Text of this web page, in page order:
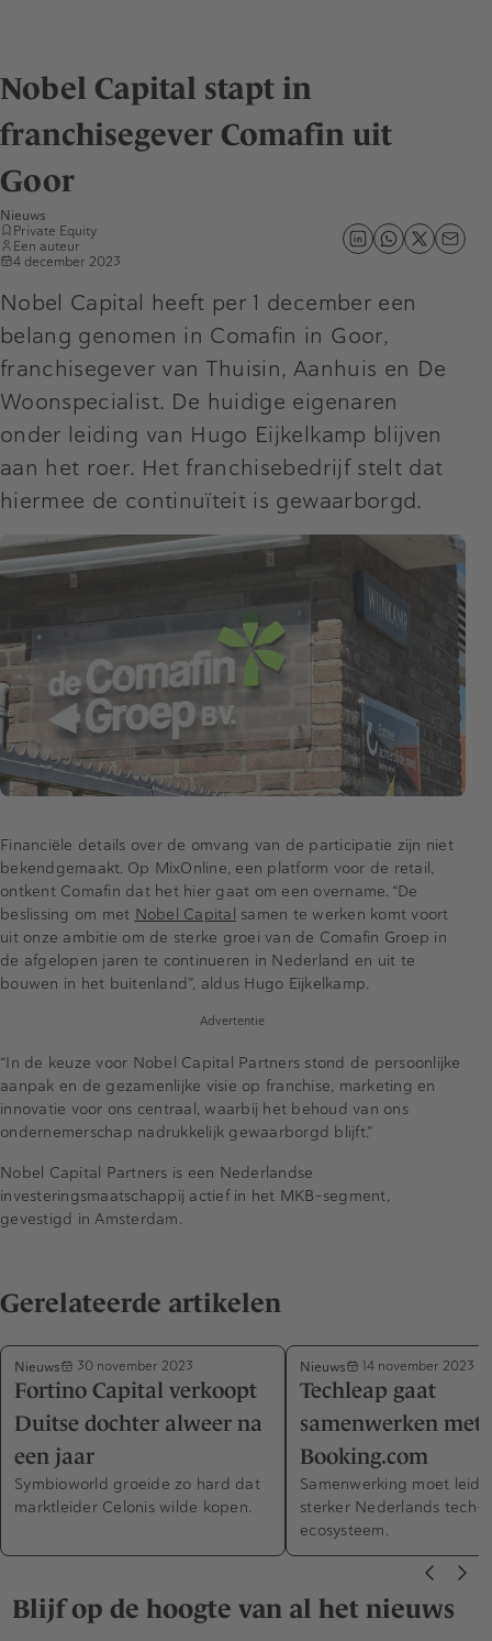
Nobel Capital stapt in
franchisegever Comafin uit
Goor
Nieuws
Private Equity
Een auteur
4 december 2023
Nobel Capital heeft per 1 december een
belang genomen in Comafin in Goor,
franchisegever van Thuisin, Aanhuis en De
Woonspecialist. De huidige eigenaren
onder leiding van Hugo Eijkelkamp blijven
aan het roer. Het franchisebedrijf stelt dat
hiermee de continuïteit is gewaarborgd.
Financiële details over de omvang van de participatie zijn niet
bekendgemaakt. Op MixOnline, een platform voor de retail,
ontkent Comafin dat het hier gaat om een overname. “De
beslissing om met Nobel Capital samen te werken komt voort
uit onze ambitie om de sterke groei van de Comafin Groep in
de afgelopen jaren te continueren in Nederland en uit te
bouwen in het buitenland”, aldus Hugo Eijkelkamp.
Advertentie
“In de keuze voor Nobel Capital Partners stond de persoonlijke
aanpak en de gezamenlijke visie op franchise, marketing en
innovatie voor ons centraal, waarbij het behoud van ons
ondernemerschap nadrukkelijk gewaarborgd blijft.”
Nobel Capital Partners is een Nederlandse
investeringsmaatschappij actief in het MKB-segment,
gevestigd in Amsterdam.
Gerelateerde artikelen
Nieuws 30 november 2023
Fortino Capital verkoopt
Duitse dochter alweer na
een jaar
Symbioworld groeide zo hard dat
marktleider Celonis wilde kopen.
Nieuws 14 november 2023
Techleap gaat
samenwerken met
Booking.com
Samenwerking moet
sterker Nederlands tech-
ecosysteem.
Blijf op de hoogte van al het nieuws